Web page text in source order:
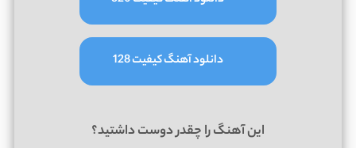
دانلود آهنگ کیفیت 128
این آهنگ را چقدر دوست داشتید؟